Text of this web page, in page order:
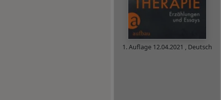
1. Auflage 12.04.2021 , Deutsch